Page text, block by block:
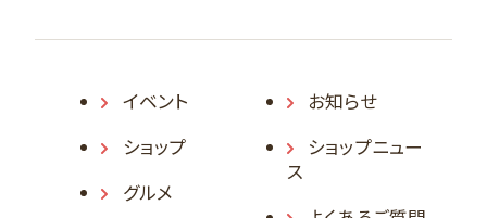
イベント
ショップ
グルメ
お知らせ
ショップニュー
ス